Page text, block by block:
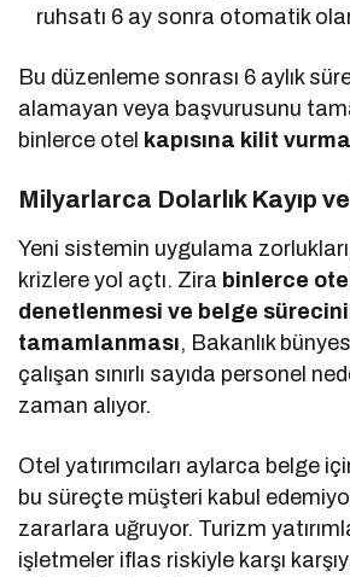
ruhsatı 6 ay sonra otomatik
Bu düzenleme sonrası 6 aylık
alamayan veya başvurusunu
binlerce otel kapısına kilit
Milyarlarca Dolarlık Kayıp
Yeni sistemin uygulama
krizlere yol açtı. Zira binlerce
denetlenmesi ve belge
tamamlanması, Bakanlık
çalışan sınırlı sayıda personel
zaman alıyor.
Otel yatırımcıları aylarca belge
bu süreçte müşteri kabul
zararlara uğruyor. Turizm
işletmeler iflas riskiyle karşı